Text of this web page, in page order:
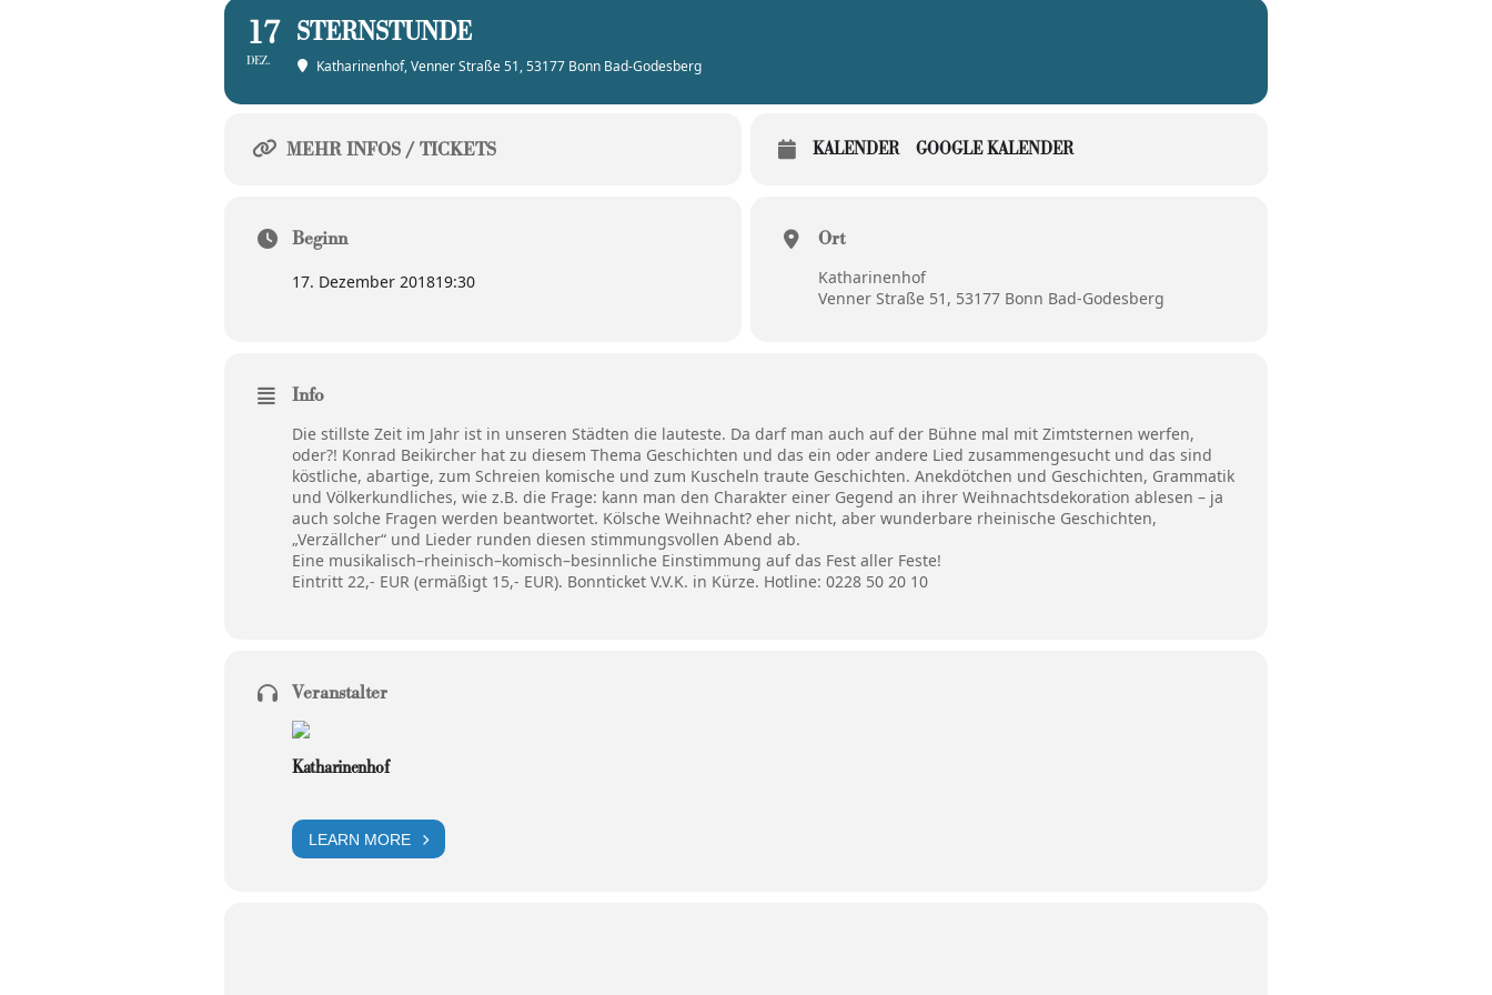
17
DEZ.
STERNSTUNDE
Katharinenhof, Venner Straße 51, 53177 Bonn Bad-Godesberg
MEHR INFOS / TICKETS KALENDER GOOGLE KALENDER
Beginn
17. Dezember 201819:30
Ort
Katharinenhof
Venner Straße 51, 53177 Bonn Bad-Godesberg
Info
Die stillste Zeit im Jahr ist in unseren Städten die lauteste. Da darf man auch auf der Bühne mal mit Zimtsternen werfen,
oder?! Konrad Beikircher hat zu diesem Thema Geschichten und das ein oder andere Lied zusammengesucht und das sind
köstliche, abartige, zum Schreien komische und zum Kuscheln traute Geschichten. Anekdötchen und Geschichten, Grammatik
und Völkerkundliches, wie z.B. die Frage: kann man den Charakter einer Gegend an ihrer Weihnachtsdekoration ablesen – ja
auch solche Fragen werden beantwortet. Kölsche Weihnacht? eher nicht, aber wunderbare rheinische Geschichten,
„Verzällcher“ und Lieder runden diesen stimmungsvollen Abend ab.
Eine musikalisch–rheinisch–komisch–besinnliche Einstimmung auf das Fest aller Feste!
Eintritt 22,- EUR (ermäßigt 15,- EUR). Bonnticket V.V.K. in Kürze. Hotline: 0228 50 20 10
Veranstalter
Katharinenhof
LEARN MORE